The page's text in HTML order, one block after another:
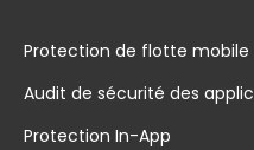
Protection de flotte mobile
Audit de sécurité des
Protection In-App